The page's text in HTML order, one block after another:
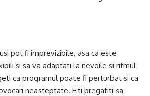
pot fi imprevizibile, asa ca este
si sa va adaptati la nevoile si ritmul
ca programul poate fi perturbat si ca
neasteptate. Fiti pregatiti sa